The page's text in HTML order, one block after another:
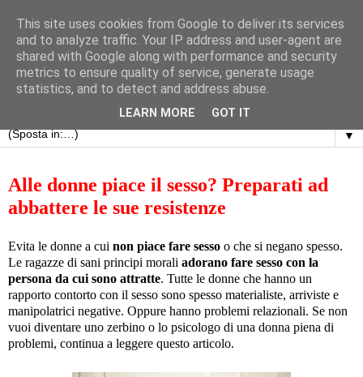
▼
Alle donne piace il sesso? Preparati ad
abbattere le sue resistenze
Evita le donne a cui non piace fare sesso o che si negano spesso.
Le ragazze di sani principi morali adorano fare sesso con la
persona da cui sono attratte. Tutte le donne che hanno un
rapporto contorto con il sesso sono spesso materialiste, arriviste e
manipolatrici negative. Oppure hanno problemi relazionali. Se non
vuoi diventare uno zerbino o lo psicologo di una donna piena di
problemi, continua a leggere questo articolo.
This site uses cookies from Google to deliver its services
and to analyze traffic. Your IP address and user-agent are
shared with Google along with performance and security
metrics to ensure quality of service, generate usage
statistics, and to detect and address abuse.
LEARN MORE GOT IT